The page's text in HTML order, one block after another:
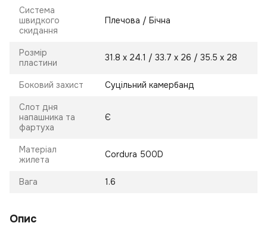
Система
швидкого
скидання
Плечова / Бічна
Розмір
пластини
31.8 х 24.1 / 33.7 х 26 / 35.5 х 28
Боковий захист Суцільний камербанд
Слот дня
напашника та
фартуха
Є
Матеріал
жилета
Cordura 500D
Вага 1.6
Опис